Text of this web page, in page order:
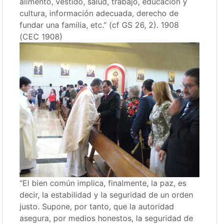
cultura, información adecuada, derecho de
fundar una familia, etc.” (cf GS 26, 2). 1908
(CEC 1908)
“El bien común implica, finalmente, la paz, es
decir, la estabilidad y la seguridad de un orden
justo. Supone, por tanto, que la autoridad
asegura, por medios honestos, la seguridad de